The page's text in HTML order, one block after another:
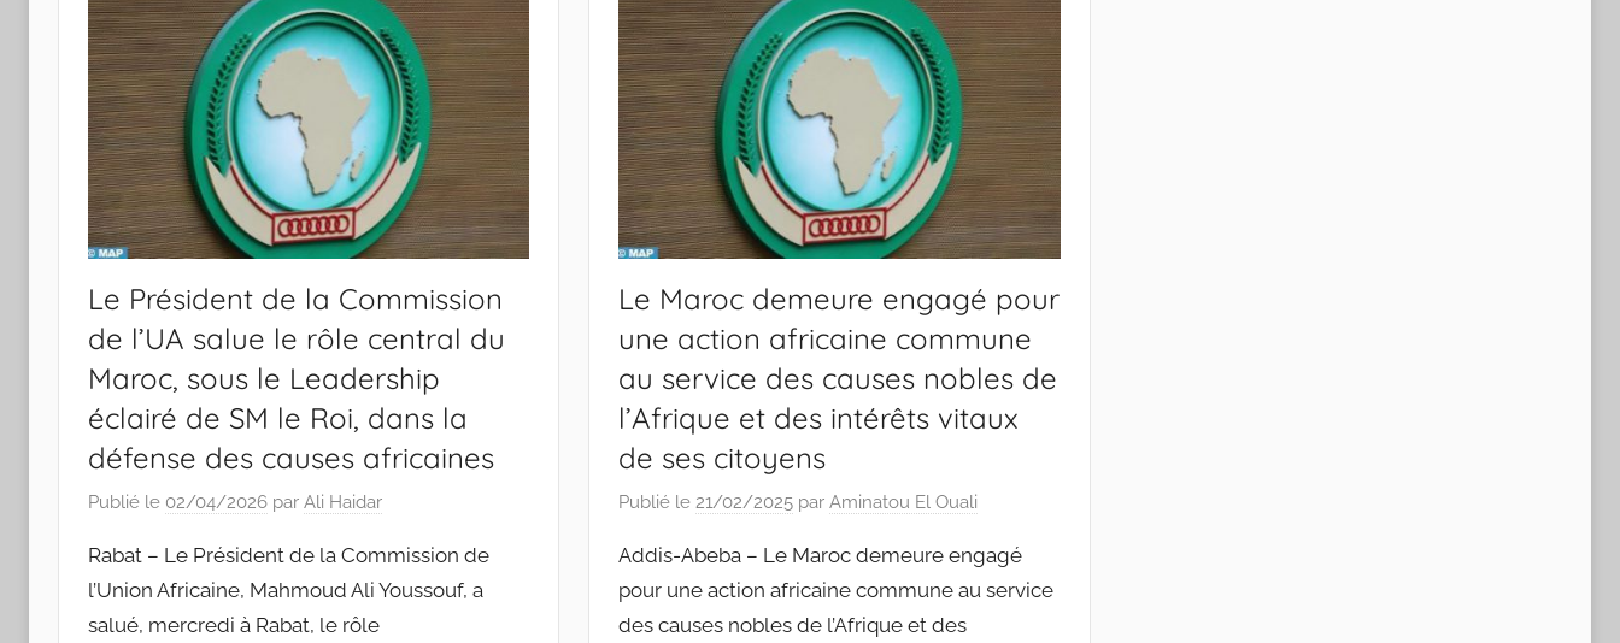
Le Président de la Commission
de l’UA salue le rôle central du
Maroc, sous le Leadership
éclairé de SM le Roi, dans la
défense des causes africaines
Publié le 02/04/2026 par Ali Haidar
Rabat – Le Président de la Commission de
l’Union Africaine, Mahmoud Ali Youssouf, a
salué, mercredi à Rabat, le rôle
Le Maroc demeure engagé pour
une action africaine commune
au service des causes nobles de
l’Afrique et des intérêts vitaux
de ses citoyens
Publié le21/02/2025 parAminatou El Ouali
Addis-Abeba – Le Maroc demeure engagé
pour une action africaine commune au service
des causes nobles de l’Afrique et des